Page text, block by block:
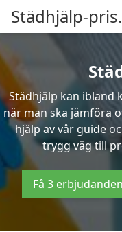
Städhjälp-
Städhjälp kan ibland
när man ska jämföra
hjälp av vår guide
trygg väg till
Få 3